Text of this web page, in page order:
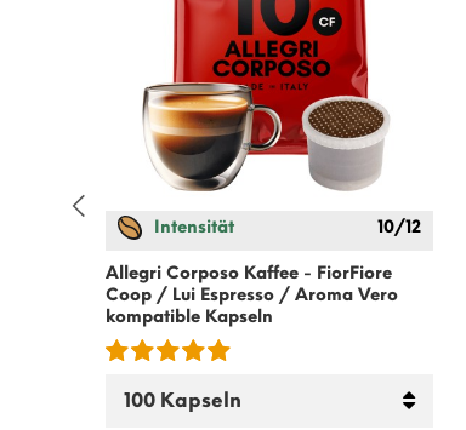
Intensität 10/12
Allegri Corposo Kaffee - FiorFiore
Coop / Lui Espresso / Aroma Vero
kompatible Kapseln